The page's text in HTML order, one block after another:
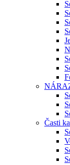
Časti